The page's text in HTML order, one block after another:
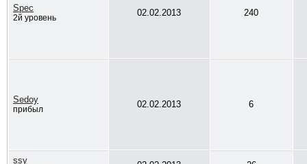
Spec
2й уровень 02.02.2013 240
Sedoy
прибыл 02.02.2013 6
ssy